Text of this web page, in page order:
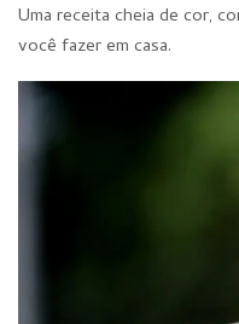
Uma receita cheia de cor,
você fazer em casa.